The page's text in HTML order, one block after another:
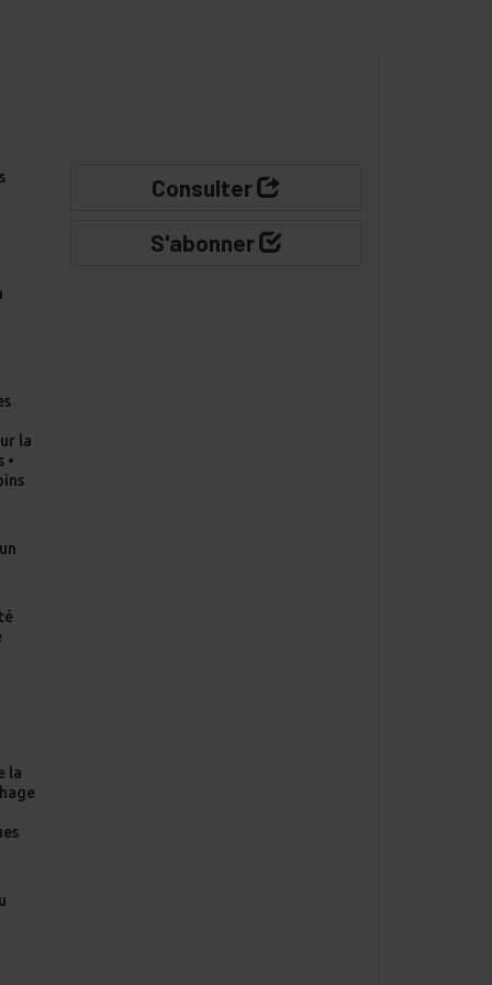
la
•
la
Consulter
S'abonner